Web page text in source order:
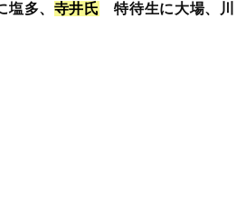
多、 寺井 氏
特待生に大場、川